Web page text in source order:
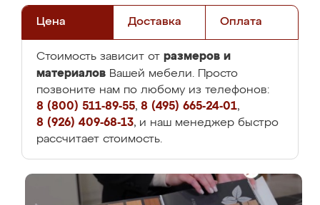
Цена Доставка Оплата
Стоимость зависит от размеров и
материалов Вашей мебели. Просто
позвоните нам по любому из телефонов:
8 (800) 511-89-55, 8 (495) 665-24-01,
8 (926) 409-68-13, и наш менеджер быстро
рассчитает стоимость.